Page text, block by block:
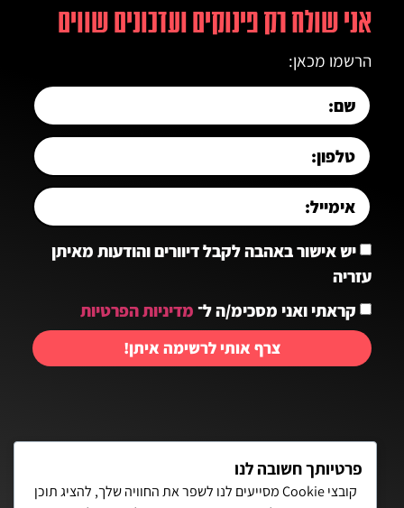
אני שולח רק פינוקים ועדכונים שווים
הרשמו מכאן:
יש אישור באהבה לקבל דיוורים והודעות מאיתן
עזריה
קראתי ואני מסכימ/ה ל־ מדיניות הפרטיות
צרף אותי לרשימה איתן!
יצירת קשר:
פרטיותך חשובה לנו
קובצי Cookie מסייעים לנו לשפר את החוויה שלך, להציג תוכן